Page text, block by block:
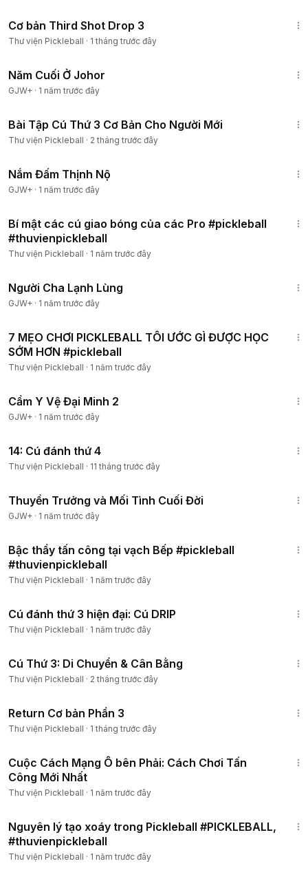
Thành viên
Cơ bản Third Shot Drop 3
Thư viện Pickleball · 1 tháng trước đây
Năm Cuối Ở Johor
GJW+ · 1 năm trước đây
Thành viên
Bài Tập Cú Thứ 3 Cơ Bản Cho Người Mới
Thư viện Pickleball · 2 tháng trước đây
Nắm Đấm Thịnh Nộ
GJW+ · 1 năm trước đây
Thành viên
Bí mật các cú giao bóng của các Pro #pickleball
#thuvienpickleball
Thư viện Pickleball · 1 năm trước đây
Người Cha Lạnh Lùng
GJW+ · 1 năm trước đây
Thành viên
7 MẸO CHƠI PICKLEBALL TÔI ƯỚC GÌ ĐƯỢC HỌC
SỚM HƠN #pickleball
Thư viện Pickleball · 1 năm trước đây
Cẩm Y Vệ Đại Minh 2
GJW+ · 1 năm trước đây
Thành viên
14: Cú đánh thứ 4
Thư viện Pickleball · 11 tháng trước đây
Thuyền Trưởng và Mối Tình Cuối Đời
GJW+ · 1 năm trước đây
Thành viên
Bậc thầy tấn công tại vạch Bếp #pickleball
#thuvienpickleball
Thư viện Pickleball · 1 năm trước đây
Thành viên
Cú đánh thứ 3 hiện đại: Cú DRIP
Thư viện Pickleball · 1 năm trước đây
Thành viên
Cú Thứ 3: Di Chuyển & Cân Bằng
Thư viện Pickleball · 2 tháng trước đây
Thành viên
Return Cơ bản Phần 3
Thư viện Pickleball · 1 tháng trước đây
Thành viên
Cuộc Cách Mạng Ô bên Phải: Cách Chơi Tấn
Công Mới Nhất
Thư viện Pickleball · 1 năm trước đây
Thành viên
Nguyên lý tạo xoáy trong Pickleball #PICKLEBALL,
#thuvienpickleball
Thư viện Pickleball · 1 năm trước đây